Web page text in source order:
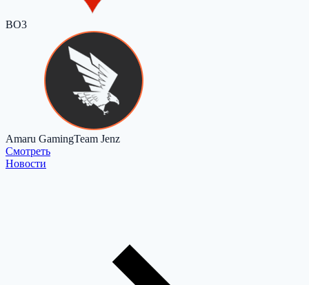
BO3
Amaru GamingTeam Jenz
Cмотреть
Новости